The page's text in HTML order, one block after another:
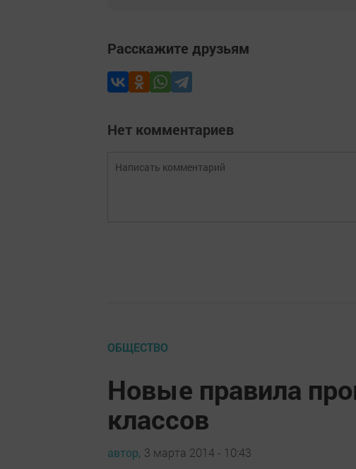
Расскажите друзьям
Нет комментариев
ОБЩЕСТВО
Новые правила
классов
автор, 3 марта 2014 - 10:43